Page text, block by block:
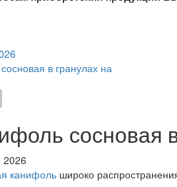
в гранулах на
сосновая
канифоль широко